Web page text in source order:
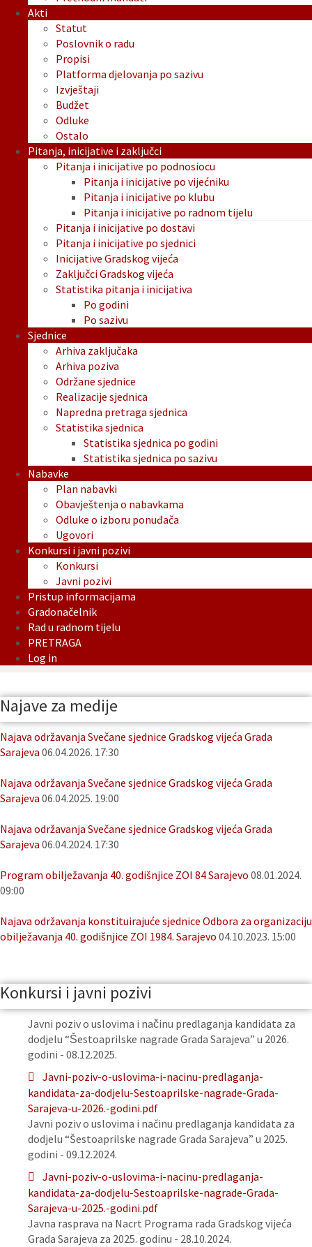
Akti
Statut
Poslovnik o radu
Propisi
Platforma djelovanja po sazivu
Izvještaji
Budžet
Odluke
Ostalo
Pitanja, inicijative i zaključci
Pitanja i inicijative po podnosiocu
Pitanja i inicijative po vijećniku
Pitanja i inicijative po klubu
Pitanja i inicijative po radnom tijelu
Pitanja i inicijative po dostavi
Pitanja i inicijative po sjednici
Inicijative Gradskog vijeća
Zaključci Gradskog vijeća
Statistika pitanja i inicijativa
Po godini
Po sazivu
Sjednice
Arhiva zaključaka
Arhiva poziva
Održane sjednice
Realizacije sjednica
Napredna pretraga sjednica
Statistika sjednica
Statistika sjednica po godini
Statistika sjednica po sazivu
Nabavke
Plan nabavki
Obavještenja o nabavkama
Odluke o izboru ponuđača
Ugovori
Konkursi i javni pozivi
Konkursi
Javni pozivi
Pristup informacijama
Gradonačelnik
Rad u radnom tijelu
PRETRAGA
Log in
Najave za medije
Najava održavanja Svečane sjednice Gradskog vijeća Grada
Sarajeva 06.04.2026. 17:30
Najava održavanja Svečane sjednice Gradskog vijeća Grada
Sarajeva 06.04.2025. 19:00
Najava održavanja Svečane sjednice Gradskog vijeća Grada
Sarajeva 06.04.2024. 17:30
Program obilježavanja 40. godišnjice ZOI 84 Sarajevo 08.01.2024.
09:00
Najava održavanja konstituirajuće sjednice Odbora za organizaciju
obilježavanja 40. godišnjice ZOI 1984. Sarajevo 04.10.2023. 15:00
Konkursi i javni pozivi
Javni poziv o uslovima i načinu predlaganja kandidata za
dodjelu “Šestoaprilske nagrade Grada Sarajeva” u 2026.
godini - 08.12.2025.
Javni-poziv-o-uslovima-i-nacinu-predlaganja-
kandidata-za-dodjelu-Sestoaprilske-nagrade-Grada-
Sarajeva-u-2026.-godini.pdf
Javni poziv o uslovima i načinu predlaganja kandidata za
dodjelu “Šestoaprilske nagrade Grada Sarajeva” u 2025.
godini - 09.12.2024.
Javni-poziv-o-uslovima-i-nacinu-predlaganja-
kandidata-za-dodjelu-Sestoaprilske-nagrade-Grada-
Sarajeva-u-2025.-godini.pdf
Javna rasprava na Nacrt Programa rada Gradskog vijeća
Grada Sarajeva za 2025. godinu - 28.10.2024.